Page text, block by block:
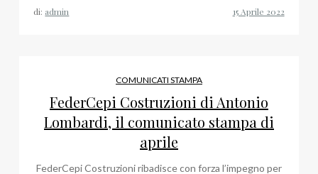
per
sport
di: admin
COMUNICATI STAMPA
FederCepi Costruzioni di Antonio
Lombardi, il comunicato stampa di
aprile
FederCepi Costruzioni ribadisce con forza l’impegno per